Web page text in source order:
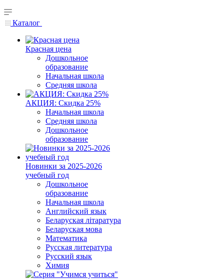
Каталог
Красная цена
Дошкольное
образование
Начальная школа
Средняя школа
АКЦИЯ: Скидка 25%
Начальная школа
Средняя школа
Дошкольное
образование
Новинки за 2025-2026
учебный год
Дошкольное
образование
Начальная школа
Английский язык
Беларуская літаратура
Беларуская мова
Математика
Русская литература
Русский язык
Химия